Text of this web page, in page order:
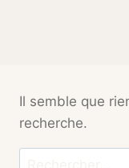
Il semble que
recherche.